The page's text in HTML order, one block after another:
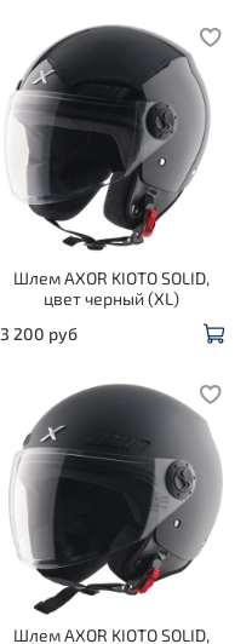
Шлем AXOR KIOTO SOLID,
цвет черный (XL)
3 200 руб
Шлем AXOR KIOTO SOLID,